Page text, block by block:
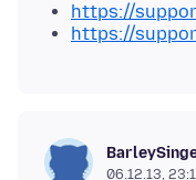
https://
https://
06.12.13,